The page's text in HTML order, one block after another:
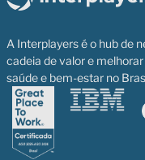
A Interplayers é o hub de
cadeia de valor e
saúde e bem-estar no